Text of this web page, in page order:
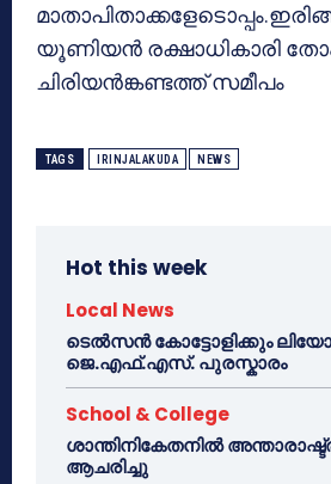
യൂണിയന്‍ രക്ഷാധികാരി
ചിരിയന്‍ങ്കണ്ടത്ത് സമീപം
TAGS IRINJALAKUDA NEWS
Hot this week
Local News
ടെൽസൻ കോട്ടോളിക്കും
ജെ.എഫ്.എസ്. പുരസ്കാരം
School & College
ശാന്തിനികേതനിൽ
ആചരിച്ചു